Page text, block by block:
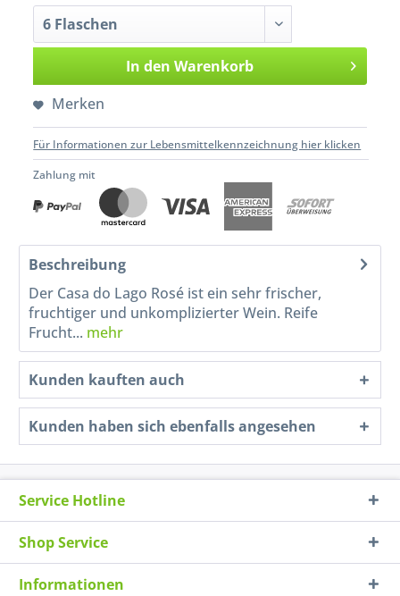
In den Warenkorb
Merken
Für Informationen zur Lebensmittelkennzeichnung hier klicken
Zahlung mit
Beschreibung
Der Casa do Lago Rosé ist ein sehr frischer,
fruchtiger und unkomplizierter Wein. Reife
Frucht... mehr
Kunden kauften auch
Kunden haben sich ebenfalls angesehen
Service Hotline
Shop Service
Informationen